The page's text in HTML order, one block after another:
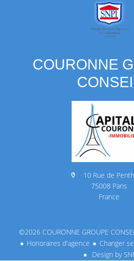
COURONNE
10 Rue de
75008 Paris
France
©2026 COURONNE GROUPE
Honoraires d'agence
Changer
Design by